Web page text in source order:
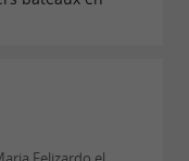
o una
única...